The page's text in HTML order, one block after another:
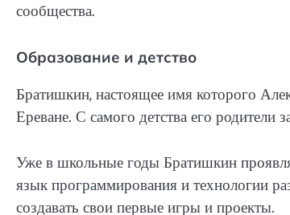
сообщества.
Образование и детство
Братишкин, настоящее имя которого
Ереване. С самого детства его родители
Уже в школьные годы Братишкин
язык программирования и технологии
создавать свои первые игры и проекты.